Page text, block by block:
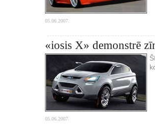
05.06.2007.
«iosis X» demonstrē
05.06.2007.